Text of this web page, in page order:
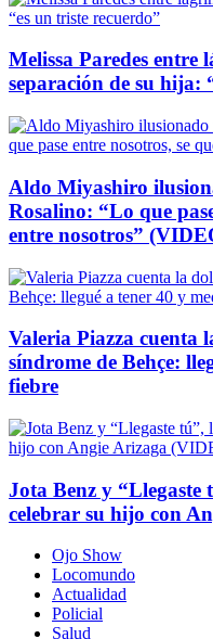
Melissa Paredes entre
separación de su hija:
Aldo Miyashiro
Rosalino: “Lo que
entre nosotros”
Valeria Piazza cuenta
síndrome de Behçe:
fiebre
Jota Benz y “Llegaste
celebrar su hijo con
Ojo Show
Locomundo
Actualidad
Policial
Salud